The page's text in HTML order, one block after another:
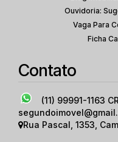
Ouvidoria:
Vaga Para
Ficha
Contato
(11) 99991-1163
Rua Pascal , 1353,